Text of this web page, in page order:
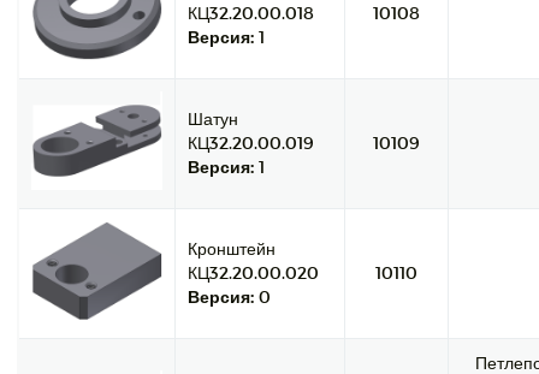
КЦ32.20.00.018
Версия: 1
10108
Шатун
КЦ32.20.00.019
Версия: 1
10109
Кронштейн
КЦ32.20.00.020
Версия: 0
10110